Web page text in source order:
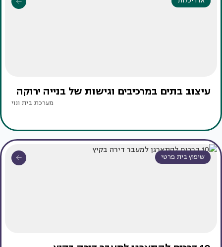
עיצוב בתים במרכיבים וגישות של בנייה ירוקה
מערכת בית ונוי
שיפוץ בית פרטי